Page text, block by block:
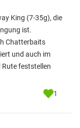
King (7-35g), die
ist.
Chatterbaits
und auch im
Rute feststellen
1